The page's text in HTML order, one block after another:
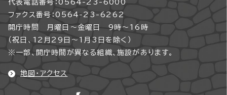
代表電話番号：0564-23-6000
ファクス番号：0564-23-6262
開庁時間 月曜日～金曜日 9時～16時
（祝日、12月29日～1月3日を除く）
※一部、開庁時間が異なる組織、施設があります。
地図・アクセス